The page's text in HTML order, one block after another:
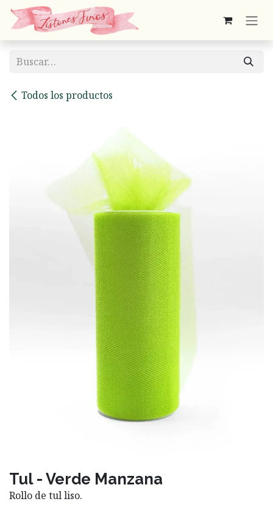
Ir al contenido
Todos los productos
Tul - Verde Manzana
Rollo de tul liso.